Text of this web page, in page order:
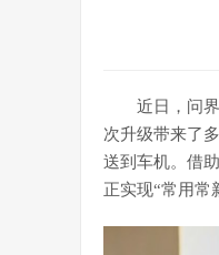
近日，问
次升级带来了
送到车机。借
正实现“常用常